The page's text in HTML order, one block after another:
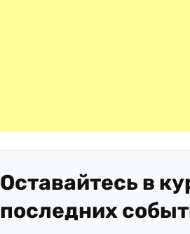
Оставайтесь в
последних